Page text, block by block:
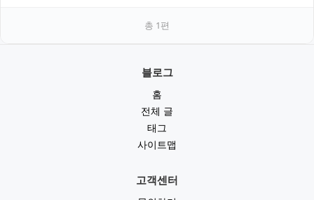
총 1편
블로그
홈
전체 글
태그
사이트맵
고객센터